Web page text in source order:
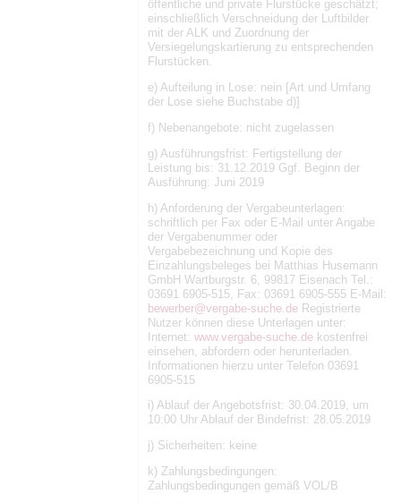
öffentliche und private Flurstücke geschätzt;
einschließlich Verschneidung der Luftbilder
mit der ALK und Zuordnung der
Versiegelungskartierung zu entsprechenden
Flurstücken.
e) Aufteilung in Lose: nein [Art und Umfang
der Lose siehe Buchstabe d)]
f) Nebenangebote: nicht zugelassen
g) Ausführungsfrist: Fertigstellung der
Leistung bis: 31.12.2019 Ggf. Beginn der
Ausführung: Juni 2019
h) Anforderung der Vergabeunterlagen:
schriftlich per Fax oder E-Mail unter Angabe
der Vergabenummer oder
Vergabebezeichnung und Kopie des
Einzahlungsbeleges bei Matthias Husemann
GmbH Wartburgstr. 6, 99817 Eisenach Tel.:
03691 6905-515, Fax: 03691 6905-555 E-Mail:
bewerber@vergabe-suche.de Registrierte
Nutzer können diese Unterlagen unter:
Internet: www.vergabe-suche.de kostenfrei
einsehen, abfordern oder herunterladen.
Informationen hierzu unter Telefon 03691
6905-515
i) Ablauf der Angebotsfrist: 30.04.2019, um
10:00 Uhr Ablauf der Bindefrist: 28.05.2019
j) Sicherheiten: keine
k) Zahlungsbedingungen:
Zahlungsbedingungen gemäß VOL/B